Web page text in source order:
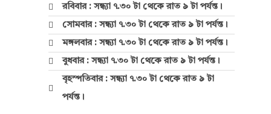
রবিবার : সন্ধ্যা ৭.৩০ টা থেকে রাত ৯ টা পর্যন্ত।
সোমবার : সন্ধ্যা ৭.৩০ টা থেকে রাত ৯ টা পর্যন্ত।
মঙ্গলবার : সন্ধ্যা ৭.৩০ টা থেকে রাত ৯ টা পর্যন্ত।
বুধবার : সন্ধ্যা ৭.৩০ টা থেকে রাত ৯ টা পর্যন্ত।
বৃহস্পতিবার : সন্ধ্যা ৭.৩০ টা থেকে রাত ৯ টা
পর্যন্ত।